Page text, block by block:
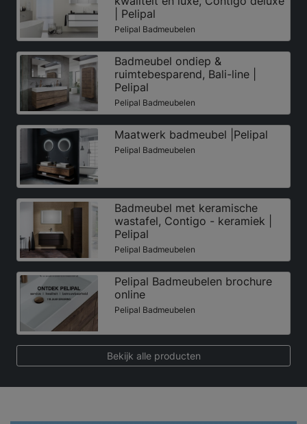
| Pelipal
Pelipal Badmeubelen
Badmeubel ondiep &
ruimtebesparend, Bali-line |
Pelipal
Pelipal Badmeubelen
Maatwerk badmeubel |Pelipal
Pelipal Badmeubelen
Badmeubel met keramische
wastafel, Contigo - keramiek |
Pelipal
Pelipal Badmeubelen
Pelipal Badmeubelen brochure
online
Pelipal Badmeubelen
Bekijk alle producten